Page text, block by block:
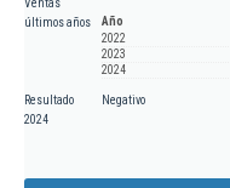
Ventas
últimos años
Año
2022
2023
2024
Resultado
2024
Negativo